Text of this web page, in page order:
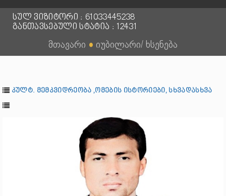
სულ ვიზიტორი : 61033445238
განთავსებული სტატია : 12431
მთავარი ● იუბილარი/ ხსენება
კულტ. მემკვიდრეობა ,ომების ისტორიები, სხვადასხვა